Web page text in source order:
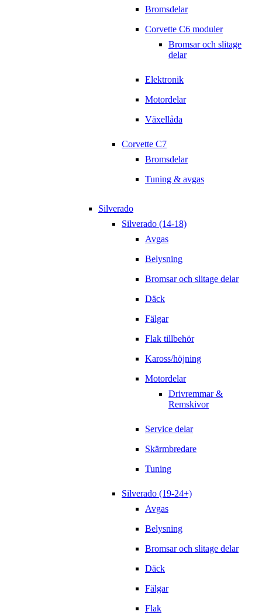
Bromsdelar
Corvette C6 moduler
Bromsar och slitage
delar
Elektronik
Motordelar
Växellåda
Corvette C7
Bromsdelar
Tuning & avgas
Silverado
Silverado (14-18)
Avgas
Belysning
Bromsar och slitage delar
Däck
Fälgar
Flak tillbehör
Kaross/höjning
Motordelar
Drivremmar &
Remskivor
Service delar
Skärmbredare
Tuning
Silverado (19-24+)
Avgas
Belysning
Bromsar och slitage delar
Däck
Fälgar
Flak